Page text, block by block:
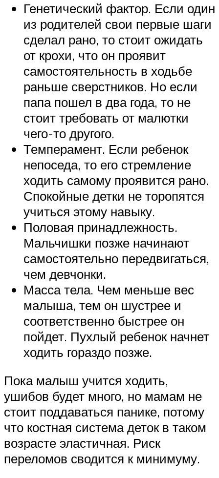
Генетический фактор. Если один
из родителей свои первые шаги
сделал рано, то стоит ожидать
от крохи, что он проявит
самостоятельность в ходьбе
раньше сверстников. Но если
папа пошел в два года, то не
стоит требовать от малютки
чего-то другого.
Темперамент. Если ребенок
непоседа, то его стремление
ходить самому проявится рано.
Спокойные детки не торопятся
учиться этому навыку.
Половая принадлежность.
Мальчишки позже начинают
самостоятельно передвигаться,
чем девчонки.
Масса тела. Чем меньше вес
малыша, тем он шустрее и
соответственно быстрее он
пойдет. Пухлый ребенок начнет
ходить гораздо позже.
Пока малыш учится ходить,
ушибов будет много, но мамам не
стоит поддаваться панике, потому
что костная система деток в таком
возрасте эластичная. Риск
переломов сводится к минимуму.